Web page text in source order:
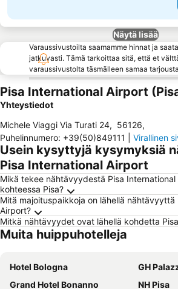
Näytä lisää
Varaussivustoilta saamamme hinnat ja
jatkuvasti. Tämä tarkoittaa sitä, että et
varaussivustolta täsmälleen samaa
Pisa International Airport
Yhteystiedot
Michele Viaggi Via Turati 24, 56126,
Puhelinnumero: +39(50)849111 Virallinen
Usein kysyttyjä kysymyksiä
Pisa International Airport
Mikä tekee nähtävyydestä Pisa
kohteessa Pisa?
Mitä majoituspaikkoja on lähellä nähtävyyttä
Airport?
Mitkä nähtävyydet ovat lähellä kohdetta
Muita huippuhotelleja
Hotel Bologna
GH
Grand Hotel Bonanno
NH Pisa